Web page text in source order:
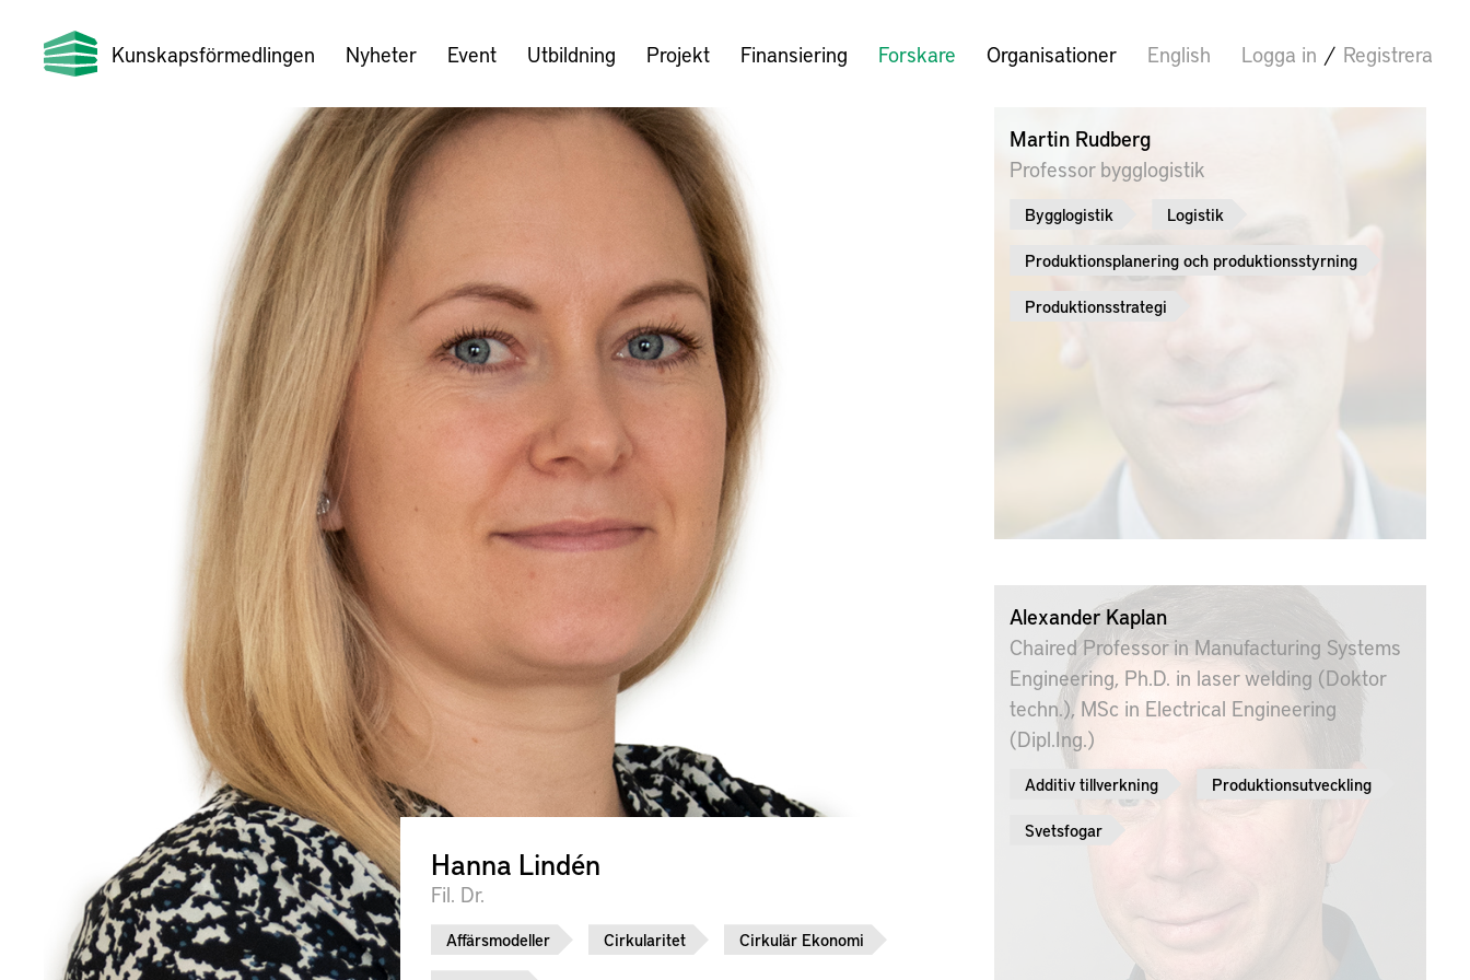
Kunskapsförmedlingen Nyheter Event Utbildning Projekt Finansiering Forskare Organisationer English Logga in / Registrera
Hanna Lindén
Fil. Dr.
Affärsmodeller Cirkularitet Cirkulär Ekonomi
Martin Rudberg
Professor bygglogistik
Bygglogistik Logistik
Produktionsplanering och produktionsstyrning
Produktionsstrategi
Alexander Kaplan
Chaired Professor in Manufacturing Systems
Engineering, Ph.D. in laser welding (Doktor
techn.), MSc in Electrical Engineering
(Dipl.Ing.)
Additiv tillverkning Produktionsutveckling
Svetsfogar